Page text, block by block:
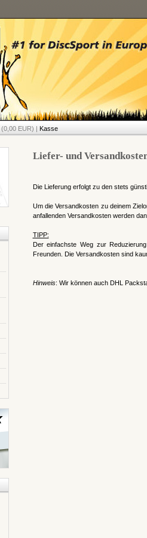
(0,00 EUR) | Kasse
Liefer- und
Die Lieferung erfolgt zu den stets
Um die Versandkosten zu deinem
anfallenden Versandkosten werden
TIPP:
Der einfachste Weg zur
Freunden. Die Versandkosten sind
Hinweis: Wir können auch DHL